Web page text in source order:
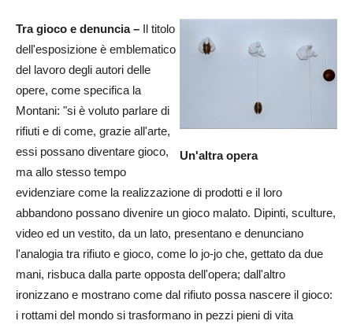
Un'altra opera
Tra gioco e denuncia – Il titolo
dell'esposizione è emblematico
del lavoro degli autori delle
opere, come specifica la
Montani: "si è voluto parlare di
rifiuti e di come, grazie all'arte,
essi possano diventare gioco,
ma allo stesso tempo
evidenziare come la realizzazione di prodotti e il loro
abbandono possano divenire un gioco malato. Dipinti, sculture,
video ed un vestito, da un lato, presentano e denunciano
l'analogia tra rifiuto e gioco, come lo jo-jo che, gettato da due
mani, risbuca dalla parte opposta dell'opera; dall'altro
ironizzano e mostrano come dal rifiuto possa nascere il gioco:
i rottami del mondo si trasformano in pezzi pieni di vita